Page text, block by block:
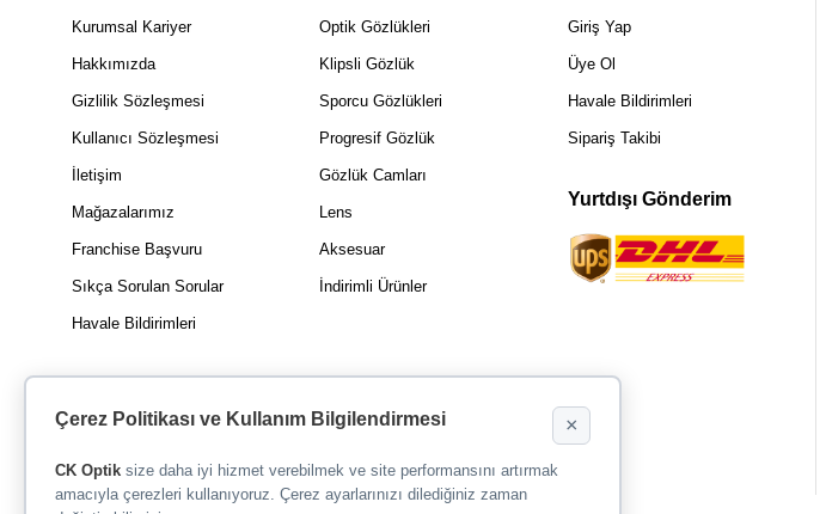
Kurumsal Kariyer
Hakkımızda
Gizlilik Sözleşmesi
Kullanıcı Sözleşmesi
İletişim
Mağazalarımız
Franchise Başvuru
Sıkça Sorulan Sorular
Havale Bildirimleri
Optik Gözlükleri
Klipsli Gözlük
Sporcu Gözlükleri
Progresif Gözlük
Gözlük Camları
Lens
Aksesuar
İndirimli Ürünler
Giriş Yap
Üye Ol
Havale Bildirimleri
Sipariş Takibi
Yurtdışı Gönderim
Çerez Politikası ve Kullanım Bilgilendirmesi ×
CK Optik size daha iyi hizmet verebilmek ve site performansını artırmak
amacıyla çerezleri kullanıyoruz. Çerez ayarlarınızı dilediğiniz zaman